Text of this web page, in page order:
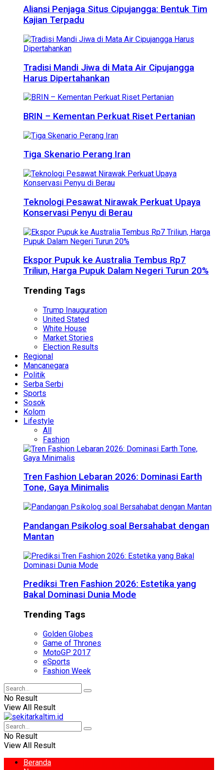
Aliansi Penjaga Situs Cipujangga: Bentuk Tim
Kajian Terpadu
Tradisi Mandi Jiwa di Mata Air Cipujangga
Harus Dipertahankan
BRIN – Kementan Perkuat Riset Pertanian
Tiga Skenario Perang Iran
Teknologi Pesawat Nirawak Perkuat Upaya
Konservasi Penyu di Berau
Ekspor Pupuk ke Australia Tembus Rp7
Triliun, Harga Pupuk Dalam Negeri Turun 20%
Trending Tags
Trump Inauguration
United Stated
White House
Market Stories
Election Results
Regional
Mancanegara
Politik
Serba Serbi
Sports
Sosok
Kolom
Lifestyle
All
Fashion
Tren Fashion Lebaran 2026: Dominasi Earth
Tone, Gaya Minimalis
Pandangan Psikolog soal Bersahabat dengan
Mantan
Prediksi Tren Fashion 2026: Estetika yang
Bakal Dominasi Dunia Mode
Trending Tags
Golden Globes
Game of Thrones
MotoGP 2017
eSports
Fashion Week
No Result
View All Result
No Result
View All Result
Beranda